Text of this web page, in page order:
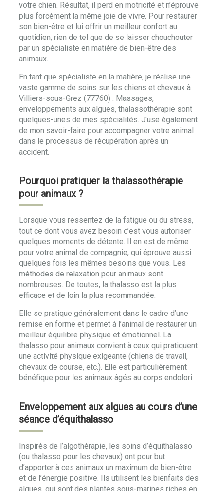
votre chien. Résultat, il perd en motricité et n’éprouve
plus forcément la même joie de vivre. Pour restaurer
son bien-être et lui offrir un meilleur confort au
quotidien, rien de tel que de se laisser chouchouter
par un spécialiste en matière de bien-être des
animaux.
En tant que spécialiste en la matière, je réalise une
vaste gamme de soins sur les chiens et chevaux à
Villiers-sous-Grez (77760) . Massages,
enveloppements aux algues, thalassothérapie sont
quelques-unes de mes spécialités. J’use également
de mon savoir-faire pour accompagner votre animal
dans le processus de récupération après un
accident.
Pourquoi pratiquer la thalassothérapie
pour animaux ?
Lorsque vous ressentez de la fatigue ou du stress,
tout ce dont vous avez besoin c’est vous autoriser
quelques moments de détente. Il en est de même
pour votre animal de compagnie, qui éprouve aussi
quelques fois les mêmes besoins que vous. Les
méthodes de relaxation pour animaux sont
nombreuses. De toutes, la thalasso est la plus
efficace et de loin la plus recommandée.
Elle se pratique généralement dans le cadre d’une
remise en forme et permet à l’animal de restaurer un
meilleur équilibre physique et émotionnel. La
thalasso pour animaux convient à ceux qui pratiquent
une activité physique exigeante (chiens de travail,
chevaux de course, etc.). Elle est particulièrement
bénéfique pour les animaux âgés au corps endolori.
Enveloppement aux algues au cours d’une
séance d’équithalasso
Inspirés de l’algothérapie, les soins d’équithalasso
(ou thalasso pour les chevaux) ont pour but
d’apporter à ces animaux un maximum de bien-être
et de l’énergie positive. Ils utilisent les bienfaits des
algues, qui sont des plantes sous-marines riches en